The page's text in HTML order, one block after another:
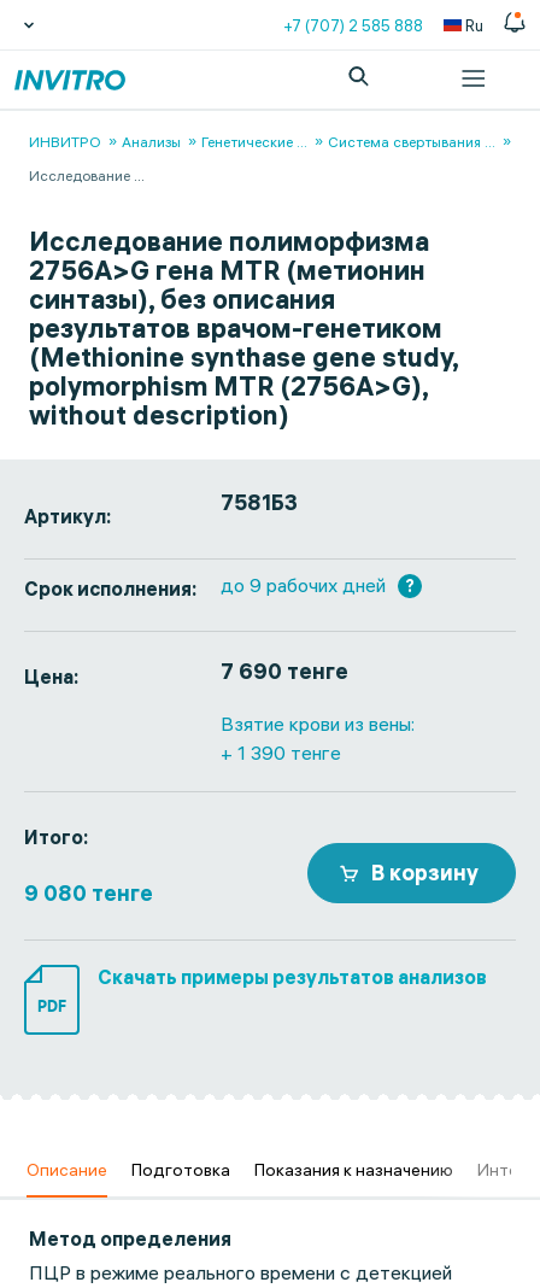
+7 (707) 2 585 888 Ru
ИНВИТРО Анализы Генетические ... Система свертывания ...
Исследование ...
Исследование полиморфизма
2756A>G гена MTR (метионин
синтазы), без описания
результатов врачом-генетиком
(Methionine synthase gene study,
polymorphism MTR (2756A>G),
without description)
Артикул: 7581БЗ
Срок исполнения: до 9 рабочих дней ?
Цена: 7 690 тенге
Взятие крови из вены:
+ 1 390 тенге
Итого:
9 080 тенге
В корзину
PDF
Скачать примеры результатов анализов
Описание Подготовка Показания к назначению
Метод определения
ПЦР в режиме реального времени с детекцией